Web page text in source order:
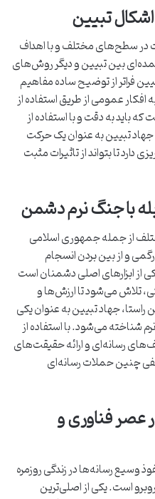
تبیین
در سطح‌های مختلف و با اهداف
بین تبیین و دیگر روش‌های
فراتر از توضیح ساده مفاهیم
عمومی از طریق استفاده از
باید به دقت و با استفاده از
جهاد تبیین به عنوان یک حرکت
دارد تا بتواند از تاثیرات مثبت
با جنگ نرم دشمن
از جمله جمهوری اسلامی
و از بین بردن انسجام
از ابزارهای اصلی دشمنان است
تلاش می‌شود تا ارزش‌ها و
جهاد تبیین به عنوان یکی
شناخته می‌شود. با استفاده از
رسانه‌ای و ارائه حقیقت‌های
چنین حملات رسانه‌ای
عصر فناوری و
وسیع رسانه‌ها در زندگی روزمره
است. یکی از اصلی‌ترین